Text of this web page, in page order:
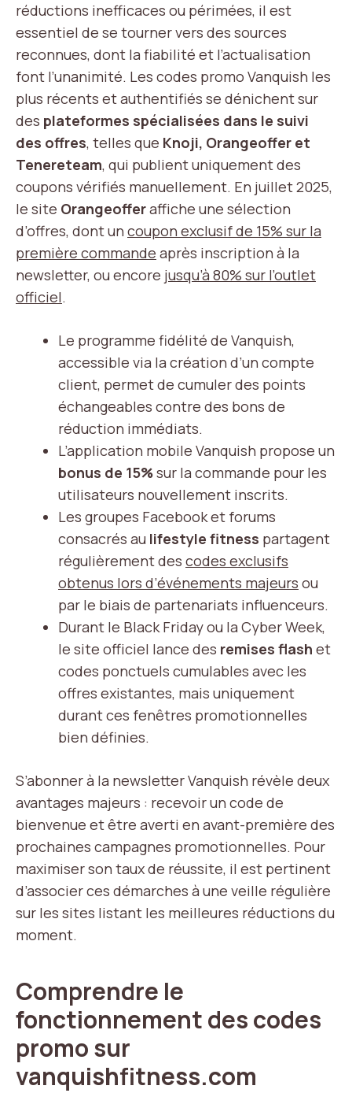
réductions inefficaces ou périmées, il est
essentiel de se tourner vers des sources
reconnues, dont la fiabilité et l’actualisation
font l’unanimité. Les codes promo Vanquish les
plus récents et authentifiés se dénichent sur
des plateformes spécialisées dans le suivi
des offres, telles que Knoji, Orangeoffer et
Tenereteam, qui publient uniquement des
coupons vérifiés manuellement. En juillet 2025,
le site Orangeofferaffiche une sélection
d’offres, dont un coupon exclusif de 15% sur la
première commande après inscription à la
newsletter, ou encore jusqu’à 80% sur l’outlet
officiel.
Le programme fidélité de Vanquish,
accessible via la création d’un compte
client, permet de cumuler des points
échangeables contre des bons de
réduction immédiats.
L’application mobile Vanquish propose un
bonus de 15%sur la commande pour les
utilisateurs nouvellement inscrits.
Les groupes Facebook et forums
consacrés au lifestyle fitness partagent
régulièrement des codes exclusifs
obtenus lors d’événements majeurs ou
par le biais de partenariats influenceurs.
Durant le Black Friday ou la Cyber Week,
le site officiel lance des remises flash et
codes ponctuels cumulables avec les
offres existantes, mais uniquement
durant ces fenêtres promotionnelles
bien définies.
S’abonner à la newsletter Vanquish révèle deux
avantages majeurs : recevoir un code de
bienvenue et être averti en avant-première des
prochaines campagnes promotionnelles. Pour
maximiser son taux de réussite, il est pertinent
d’associer ces démarches à une veille régulière
sur les sites listant les meilleures réductions du
moment.
Comprendre le
fonctionnement des codes
promo sur
vanquishfitness.com